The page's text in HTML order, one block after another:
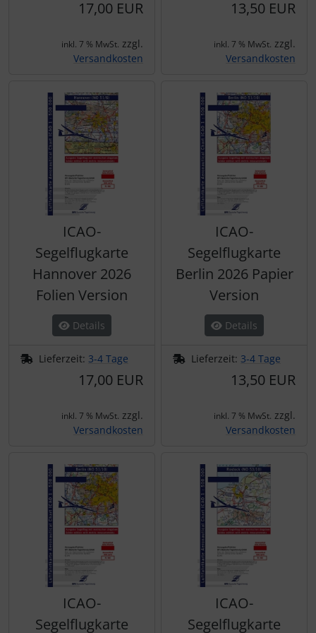
17,00 EUR
inkl. 7 % MwSt. zzgl.
Versandkosten
13,50 EUR
inkl. 7 % MwSt. zzgl.
Versandkosten
ICAO-
Segelflugkarte
Hannover 2026
Folien Version
Details
Lieferzeit: 3-4 Tage
17,00 EUR
inkl. 7 % MwSt. zzgl.
Versandkosten
ICAO-
Segelflugkarte
Berlin 2026 Papier
Version
Details
Lieferzeit: 3-4 Tage
13,50 EUR
inkl. 7 % MwSt. zzgl.
Versandkosten
ICAO-
Segelflugkarte
ICAO-
Segelflugkarte